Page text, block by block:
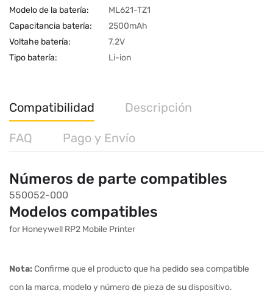
Modelo de la batería:
ML621-TZ1
Capacitancia batería:
2500mAh
Voltahe batería:
7.2V
Tipo batería:
Li-ion
Compatibilidad Descripción
FAQ Pago y Envío
Números de parte compatibles
550052-000
Modelos compatibles
for Honeywell RP2 Mobile Printer
Nota:Confirme que el producto que ha pedido sea compatible
con la marca, modelo y número de pieza de su dispositivo.